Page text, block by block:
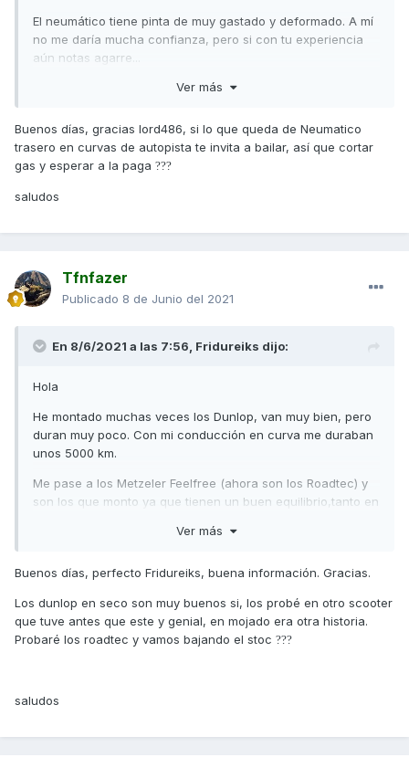
El neumático tiene pinta de muy gastado y deformado. A mí
no me daría mucha confianza, pero si con tu experiencia
aún notas agarre...
Ver más
Buenos días, gracias lord486, si lo que queda de Neumatico
trasero en curvas de autopista te invita a bailar, así que cortar
gas y esperar a la paga ???
saludos
Tfnfazer
Publicado 8 de Junio del 2021
En 8/6/2021 a las 7:56, Fridureiks dijo:
Hola
He montado muchas veces los Dunlop, van muy bien, pero
duran muy poco. Con mi conducción en curva me duraban
unos 5000 km.
Me pase a los Metzeler Feelfree (ahora son los Roadtec) y
son los que monto ya que tienen un buen equilibrio,tanto en
menos que los antiguos, los Feelfree ya que estos Roadtec
También he probado y me han gustado mucho los Pirelli
Angel, tanto que dudaba entre estos y los Metzeler. Lo dejé
Ver más
Buenos días, perfecto Fridureiks, buena información. Gracias.
Los dunlop en seco son muy buenos si, los probé en otro scooter
que tuve antes que este y genial, en mojado era otra historia.
Probaré los roadtec y vamos bajando el stoc ???
saludos